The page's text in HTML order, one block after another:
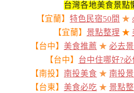
台灣各地美食景點
【宜蘭】 特色民宿50間 ★
【宜蘭】 景點整理 ★
【台中】 美食推薦 ★ 必去
【台中】 台中住哪好?
【南投】 南投美食 ★ 南投
【台東】 美食必吃 ★ 景點